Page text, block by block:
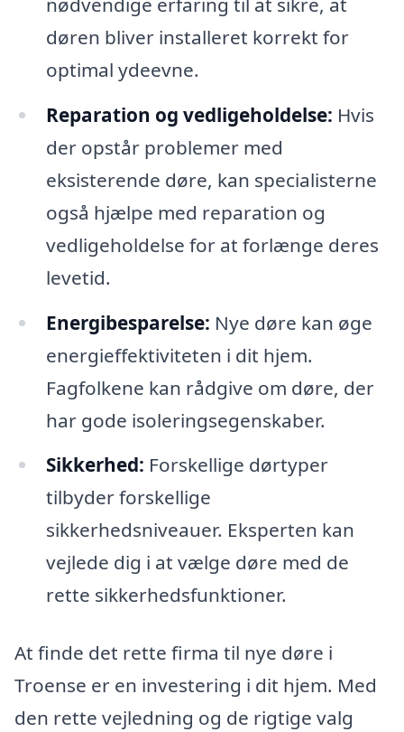
døren bliver installeret korrekt for
optimal ydeevne.
Reparation og vedligeholdelse: Hvis
der opstår problemer med
eksisterende døre, kan specialisterne
også hjælpe med reparation og
vedligeholdelse for at forlænge deres
levetid.
Energibesparelse: Nye døre kan øge
energieffektiviteten i dit hjem.
Fagfolkene kan rådgive om døre, der
har gode isoleringsegenskaber.
Sikkerhed: Forskellige dørtyper
tilbyder forskellige
sikkerhedsniveauer. Eksperten kan
vejlede dig i at vælge døre med de
rette sikkerhedsfunktioner.
At finde det rette firma til nye døre i
Troense er en investering i dit hjem. Med
den rette vejledning og de rigtige valg